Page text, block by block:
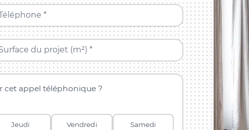
*
du projet (m²) *
cet appel téléphonique ?
Jeudi Vendredi Samedi